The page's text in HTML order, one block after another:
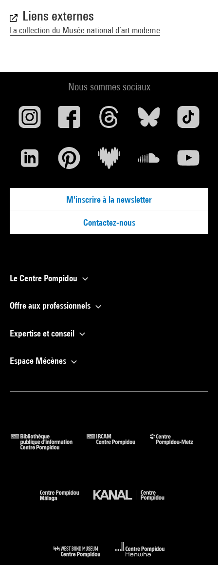
Liens externes
La collection du Musée national d’art moderne
Nous sommes sociaux
M'inscrire à la newsletter
Contactez-nous
Le Centre Pompidou
Offre aux professionnels
Expertise et conseil
Espace Mécènes